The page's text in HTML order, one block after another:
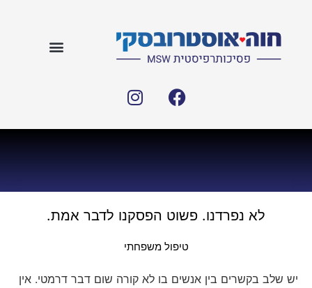
לא נפרדנו. פשוט הפסקנו לדבר אמת.
טיפול משפחתי
יש שלב בקשרים בין אנשים בו לא קורה שום דבר דרמטי. אין